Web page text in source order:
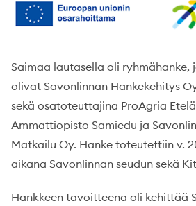
Saimaa lautasella oli
olivat Savonlinnan Hankekehitys
sekä osatoteuttajina ProAgria
Ammattiopisto Samiedu ja
Matkailu Oy. Hanke toteutettiin v.
aikana Savonlinnan seudun sekä
Hankkeen tavoitteena oli kehittää